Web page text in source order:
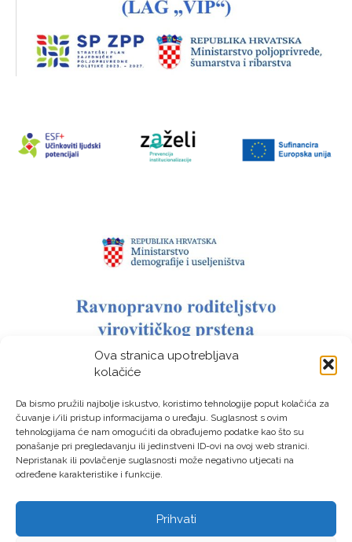
Ova stranica upotrebljava
kolačiće
Da bismo pružili najbolje iskustvo, koristimo tehnologije poput kolačića za
čuvanje i/ili pristup informacijama o uređaju. Suglasnost s ovim
tehnologijama će nam omogućiti da obrađujemo podatke kao što su
ponašanje pri pregledavanju ili jedinstveni ID-ovi na ovoj web stranici.
Nepristanak ili povlačenje suglasnosti može negativno utjecati na
određene karakteristike i funkcije.
Prihvati